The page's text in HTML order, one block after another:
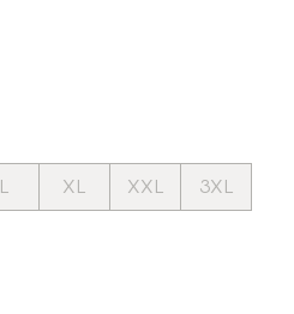
L XL XXL
3XL